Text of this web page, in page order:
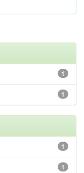
1
1
1
1